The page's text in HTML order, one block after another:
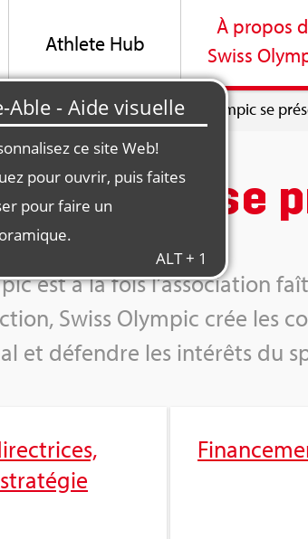
Ath­lete Hub
À pro­pos
Swiss
de Swiss Olym­pic Swiss Olym­pic se
Olym­pic se
est à la fois l’as­so­cia­tion
Swiss Olym­pic crée les
et défendre les inté­rêts du